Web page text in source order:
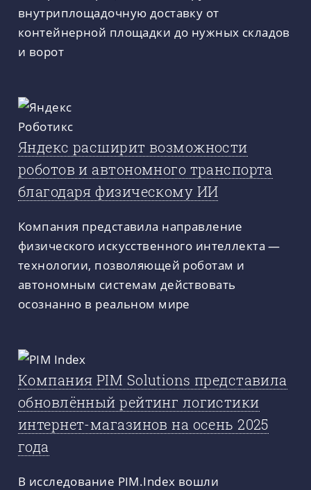
внутриплощадочную доставку от
контейнерной площадки до нужных складов
и ворот
Яндекс расширит возможности
роботов и автономного транспорта
благодаря физическому ИИ
Компания представила направление
физического искусственного интеллекта —
технологии, позволяющей роботам и
автономным системам действовать
осознанно в реальном мире
Компания PIM Solutions представила
обновлённый рейтинг логистики
интернет-магазинов на осень 2025
года
В исследование PIM.Index вошли